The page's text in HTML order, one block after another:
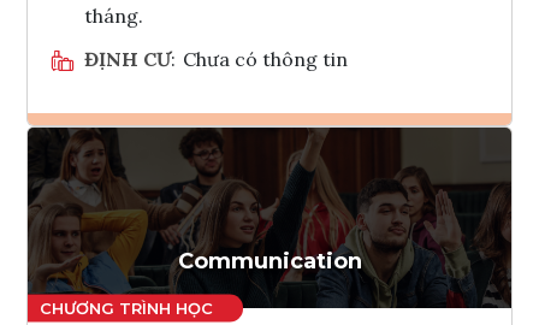
tháng.
ĐỊNH CƯ: Chưa có thông tin
Ghi danh
Tham vấn Interlink
Communication